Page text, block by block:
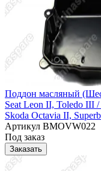
Поддон масляный
Seat Leon II, Toledo III
Skoda Octavia II,
Артикул BMOVW022
Под заказ
Заказать